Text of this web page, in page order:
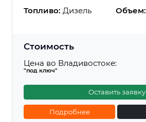
Топливо: Дизель Объем:
Стоимость
Цена во Владивостоке:
"под ключ"
Оставить заявку
Подробнее